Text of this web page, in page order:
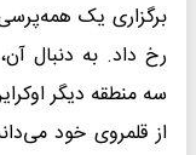
برگزاری یک
رخ داد. به دنبال
سه منطقه دیگر
از قلمروی خود